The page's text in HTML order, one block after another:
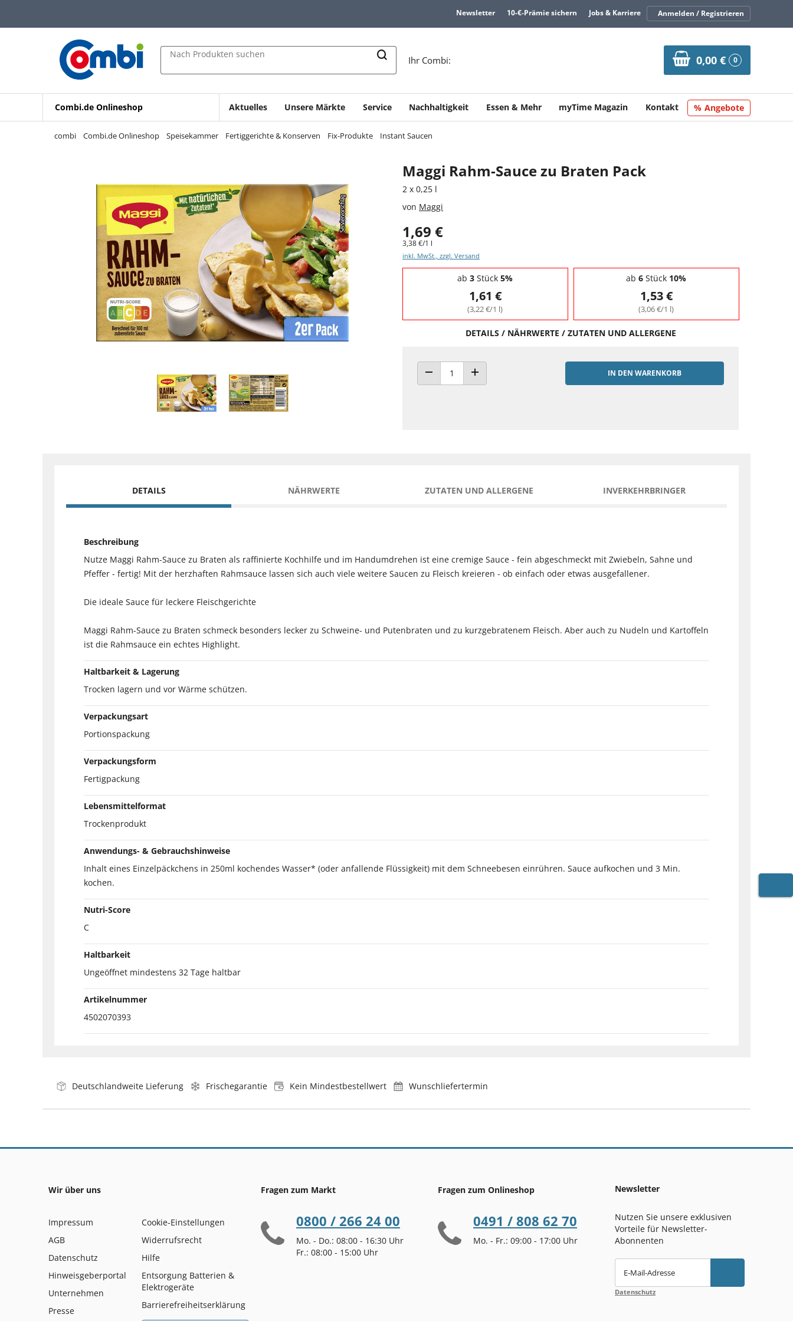
Zur Navigation springen
Zur Suche springen
Newsletter 10-€-Prämie sichern Jobs & Karriere Anmelden / Registrieren
Nach Produkten suchen
Ihr Combi: 0,00 € 0
Combi.de Onlineshop Aktuelles Unsere Märkte Service Nachhaltigkeit Essen & Mehr myTime Magazin Kontakt Angebote
combi Combi.de Onlineshop Speisekammer Fertiggerichte & Konserven Fix-Produkte Instant Saucen
Maggi Rahm-Sauce zu Braten Pack
2 x 0,25 l
von Maggi
1,69 €
3,38 €/1 l
inkl. MwSt., zzgl. Versand
Staffelpreise - Mengenrabatt
ab 3 Stück 5%
1,61 €
(3,22 €/1 l)
ab 6 Stück 10%
1,53 €
(3,06 €/1 l)
DETAILS / NÄHRWERTE / ZUTATEN UND ALLERGENE
ANZAHL VERRINGERNANZAHL ERHÖHEN
IN DEN WARENKORB
DETAILS NÄHRWERTE ZUTATEN UND ALLERGENE INVERKEHRBRINGER
Beschreibung
Nutze Maggi Rahm-Sauce zu Braten als raffinierte Kochhilfe und im Handumdrehen ist eine cremige Sauce - fein abgeschmeckt mit Zwiebeln, Sahne und
Pfeffer - fertig! Mit der herzhaften Rahmsauce lassen sich auch viele weitere Saucen zu Fleisch kreieren - ob einfach oder etwas ausgefallener.
Die ideale Sauce für leckere Fleischgerichte
Maggi Rahm-Sauce zu Braten schmeck besonders lecker zu Schweine- und Putenbraten und zu kurzgebratenem Fleisch. Aber auch zu Nudeln und Kartoffeln
ist die Rahmsauce ein echtes Highlight.
Haltbarkeit & Lagerung
Trocken lagern und vor Wärme schützen.
Verpackungsart
Portionspackung
Verpackungsform
Fertigpackung
Lebensmittelformat
Trockenprodukt
Anwendungs- & Gebrauchshinweise
Inhalt eines Einzelpäckchens in 250ml kochendes Wasser* (oder anfallende Flüssigkeit) mit dem Schneebesen einrühren. Sauce aufkochen und 3 Min.
kochen.
Nutri-Score
C
Haltbarkeit
Ungeöffnet mindestens 32 Tage haltbar
Artikelnummer
4502070393
Deutschlandweite Lieferung Frischegarantie Kein Mindestbestellwert Wunschliefertermin
Wir über uns
Impressum
AGB
Datenschutz
Hinweisgeberportal
Unternehmen
Presse
Cookie-Einstellungen
Widerrufsrecht
Hilfe
Entsorgung Batterien &
Elektrogeräte
Barrierefreiheitserklärung
Fragen zum Markt
0800 / 266 24 00
Mo. - Do.: 08:00 - 16:30 Uhr
Fr.: 08:00 - 15:00 Uhr
Fragen zum Onlineshop
0491 / 808 62 70
Mo. - Fr.: 09:00 - 17:00 Uhr
Newsletter
Nutzen Sie unsere exklusiven
Vorteile für Newsletter-
Abonnenten
E-Mail-Adresse
Datenschutz